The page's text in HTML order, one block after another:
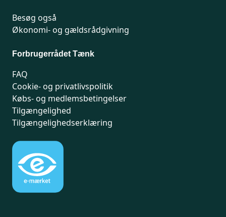
Besøg også
Økonomi- og gældsrådgivning
Forbrugerrådet Tænk
FAQ
Cookie- og privatlivspolitik
Købs- og medlemsbetingelser
Tilgængelighed
Tilgængelighedserklæring